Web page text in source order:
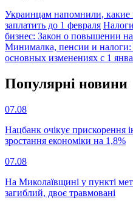
Украинцам напомнили, какие
заплатить до 1 февраля
бизнес: Закон о повышении
Минималка, пенсии и налоги:
основных изменениях с 1
Популярнi новини
07.08
Нацбанк очікує прискорення
зростання економіки на 1,8%
07.08
На Миколаївщині у пункті
загиблий, двоє травмовані